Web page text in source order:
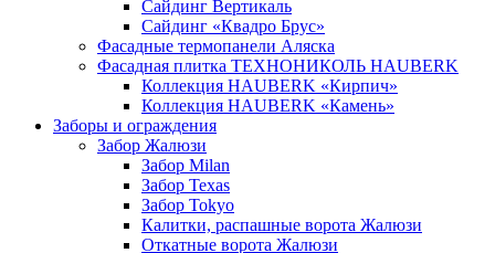
Сайдинг Вертикаль
Сайдинг «Квадро Брус»
Фасадные термопанели Аляска
Фасадная плитка ТЕХНОНИКОЛЬ HAUBERK
Коллекция HAUBERK «Кирпич»
Коллекция HAUBERK «Камень»
Заборы и ограждения
Забор Жалюзи
Забор Milan
Забор Texas
Забор Tokyo
Калитки, распашные ворота Жалюзи
Откатные ворота Жалюзи